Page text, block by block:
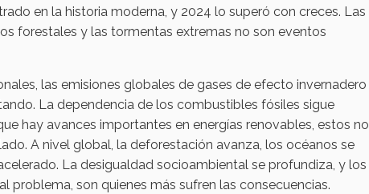
en la historia moderna, y 2024 lo superó con creces. Las
forestales y las tormentas extremas no son eventos
las emisiones globales de gases de efecto invernadero
La dependencia de los combustibles fósiles sigue
hay avances importantes en energías renovables, estos no
A nivel global, la deforestación avanza, los océanos se
La desigualdad socioambiental se profundiza, y los
problema, son quienes más sufren las consecuencias.